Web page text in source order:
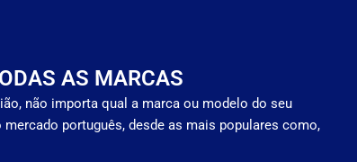
AS MARCAS
não importa qual a marca ou modelo do seu
português, desde as mais populares como,